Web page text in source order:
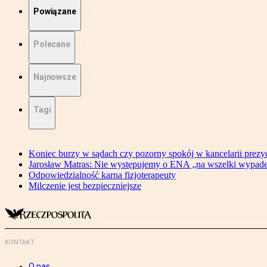
Powiązane
Polecane
Najnowsze
Tagi
Koniec burzy w sądach czy pozorny spokój w kancelarii
Jarosław Matras: Nie występujemy o ENA „na wszelki
Odpowiedzialność karna fizjoterapeuty
Milczenie jest bezpieczniejsze
KONTAKT